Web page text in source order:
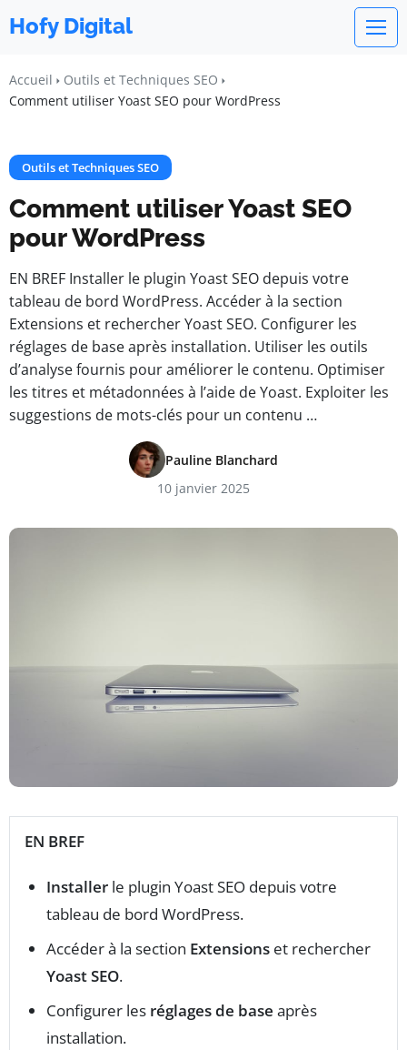
Hofy Digital
Accueil
Outils et Techniques SEO
Comment utiliser Yoast SEO pour WordPress
Outils et Techniques SEO
Comment utiliser Yoast SEO
pour WordPress
EN BREF Installer le plugin Yoast SEO depuis votre
tableau de bord WordPress. Accéder à la section
Extensions et rechercher Yoast SEO. Configurer les
réglages de base après installation. Utiliser les outils
d’analyse fournis pour améliorer le contenu. Optimiser
les titres et métadonnées à l’aide de Yoast. Exploiter les
suggestions de mots-clés pour un contenu …
Pauline Blanchard
10 janvier 2025
EN BREF
Installer le plugin Yoast SEO depuis votre
tableau de bord WordPress.
Accéder à la section Extensions et rechercher
Yoast SEO.
Configurer les réglages de base après
installation.